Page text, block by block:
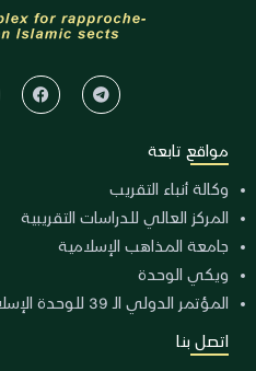
مواقع تابعة
وكالة أنباء التقريب
المركز العالي للدراسات التقريبية
جامعة المذاهب الإسلامية
ويكي الوحدة
المؤتمر الدولي الـ 39 للوحدة الإسلامية
اتصل بنا